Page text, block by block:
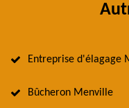
Entreprise d'élagage
Bûcheron Menville